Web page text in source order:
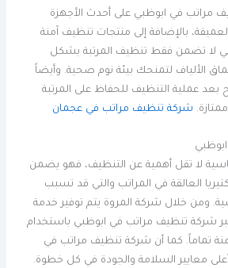
مراتب في ابوظبي على أحدث الأجهزة
بالإضافة إلى منتجات تنظيف آمنة
لا تضمن فقط تنظيف المرتبة بشكل
الألياف لتمنحك بيئة نوم صحية. وأيضاً
بعد عملية التنظيف للحفاظ على المرتبة
شركة تنظيف مراتب في عجمان
لا تقل أهمية عن التنظيف، فهو يضمن
العالقة في المراتب والتي قد تسبب
ومن خلال شركة المروة يتم توفير خدمة
عبر شركة تنظيف مراتب في ابوظبي باستخدام
تماماً. كما أن شركة تنظيف مراتب في
معايير السلامة والجودة في كل خطوة.